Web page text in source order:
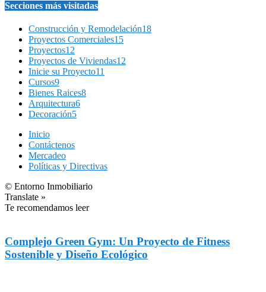
Secciones más visitadas
Construcción y Remodelación18
Proyectos Comerciales15
Proyectos12
Proyectos de Viviendas12
Inicie su Proyecto11
Cursos9
Bienes Raices8
Arquitectura6
Decoración5
Inicio
Contáctenos
Mercadeo
Políticas y Directivas
© Entorno Inmobiliario
Translate »
Te recomendamos leer
Complejo Green Gym: Un Proyecto de Fitness
Sostenible y Diseño Ecológico